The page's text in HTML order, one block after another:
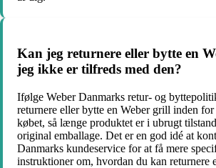
Kan jeg returnere eller bytte en
jeg ikke er tilfreds med den?
Ifølge Weber Danmarks retur- og
returnere eller bytte en Weber grill inden
købet, så længe produktet er i ubrugt
original emballage. Det er en god idé at
Danmarks kundeservice for at få mere
instruktioner om, hvordan du kan returnere